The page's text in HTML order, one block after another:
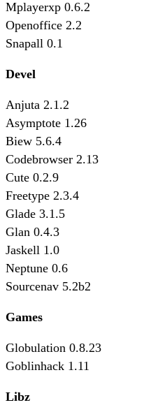
Mplayerxp 0.6.2
Openoffice 2.2
Snapall 0.1
Devel
Anjuta 2.1.2
Asymptote 1.26
Biew 5.6.4
Codebrowser 2.13
Cute 0.2.9
Freetype 2.3.4
Glade 3.1.5
Glan 0.4.3
Jaskell 1.0
Neptune 0.6
Sourcenav 5.2b2
Games
Globulation 0.8.23
Goblinhack 1.11
Libz